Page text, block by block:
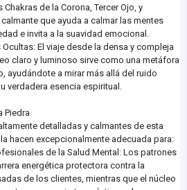
de la Corona, Tercer Ojo, y
que ayuda a calmar las mentes
e invita a la suavidad emocional.
El viaje desde la densa y compleja
claro y luminoso sirve como una metáfora
ayudándote a mirar más allá del ruido
verdadera esencia espiritual.
Piedra
detalladas y calmantes de esta
hacen excepcionalmente adecuada para:
de la Salud Mental: Los patrones
energética protectora contra la
de los clientes, mientras que el núcleo